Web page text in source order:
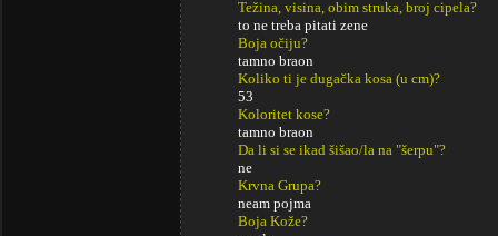
Težina, visina, obim struka, broj cipela?
to ne treba pitati zene
Boja očiju?
tamno braon
Koliko ti je dugačka kosa (u cm)?
53
Koloritet kose?
tamno braon
Da li si se ikad šišao/la na "šerpu"?
ne
Krvna Grupa?
neam pojma
Boja Kože?